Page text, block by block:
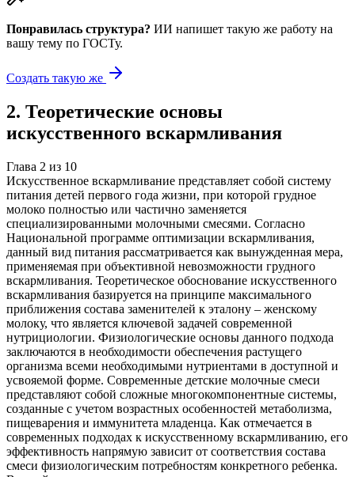
Понравилась структура? ИИ напишет такую же работу на
вашу тему по ГОСТу.
Создать такую же
2. Теоретические основы
искусственного вскармливания
Глава 2 из 10
Искусственное вскармливание представляет собой систему
питания детей первого года жизни, при которой грудное
молоко полностью или частично заменяется
специализированными молочными смесями. Согласно
Национальной программе оптимизации вскармливания,
данный вид питания рассматривается как вынужденная мера,
применяемая при объективной невозможности грудного
вскармливания. Теоретическое обоснование искусственного
вскармливания базируется на принципе максимального
приближения состава заменителей к эталону – женскому
молоку, что является ключевой задачей современной
нутрициологии. Физиологические основы данного подхода
заключаются в необходимости обеспечения растущего
организма всеми необходимыми нутриентами в доступной и
усвояемой форме. Современные детские молочные смеси
представляют собой сложные многокомпонентные системы,
созданные с учетом возрастных особенностей метаболизма,
пищеварения и иммунитета младенца. Как отмечается в
современных подходах к искусственному вскармливанию, его
эффективность напрямую зависит от соответствия состава
смеси физиологическим потребностям конкретного ребенка.